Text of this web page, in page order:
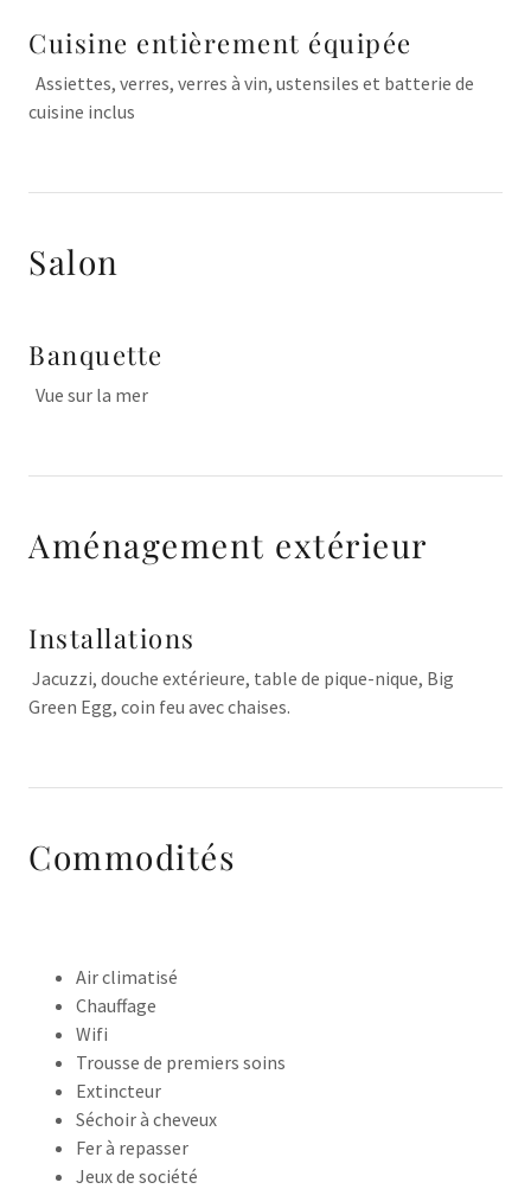
Cuisine entièrement équipée
Assiettes, verres, verres à vin, ustensiles et batterie de
cuisine inclus
Salon
Banquette
Vue sur la mer
Aménagement extérieur
Installations
Jacuzzi, douche extérieure, table de pique-nique, Big
Green Egg, coin feu avec chaises.
Commodités
Air climatisé
Chauffage
Wifi
Trousse de premiers soins
Extincteur
Séchoir à cheveux
Fer à repasser
Jeux de société